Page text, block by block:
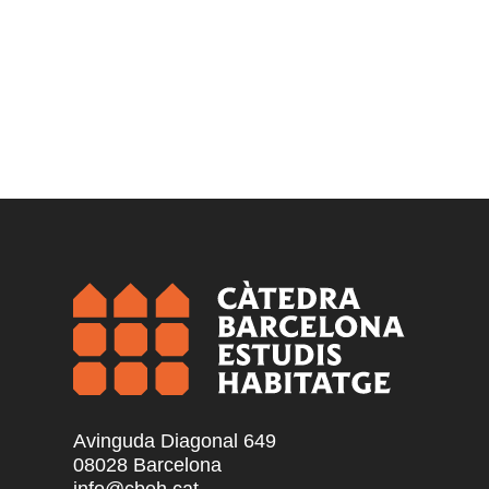
Avinguda Diagonal 649
08028 Barcelona